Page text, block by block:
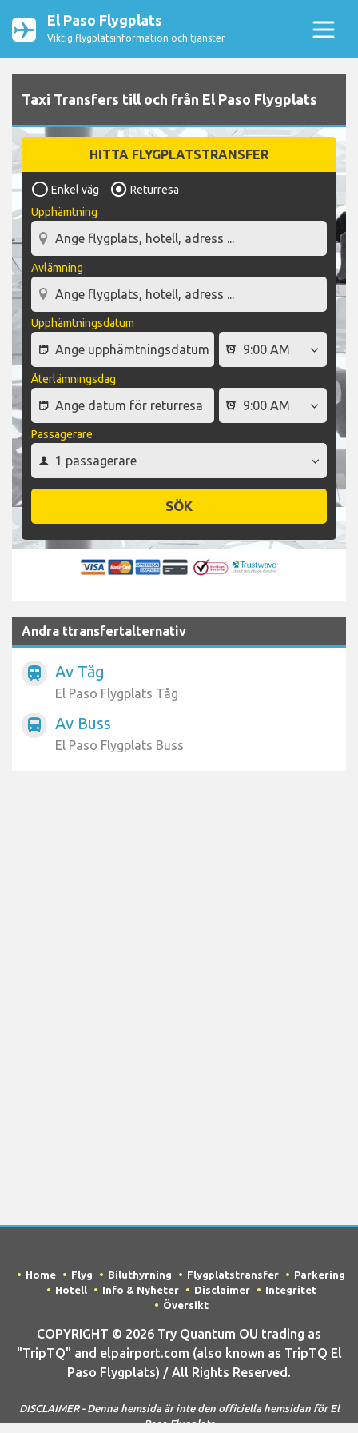
El Paso Flygplats
Viktig flygplatsinformation och tjänster
Taxi Transfers till och från El Paso Flygplats
HITTA FLYGPLATSTRANSFER
Enkel väg
Returresa
Upphämtning
Avlämning
Upphämtningsdatum
Återlämningsdag
Passagerare
SÖK
Andra ttransfertalternativ
train Av Tåg
El Paso Flygplats Tåg
directions_bus Av Buss
El Paso Flygplats Buss
Home Flyg Biluthyrning Flygplatstransfer
Parkering
Hotell
Info & Nyheter Disclaimer
Integritet
Översikt
COPYRIGHT © 2026 Try Quantum OU trading as
"TripTQ" and elpairport.com (also known as TripTQ El
Paso Flygplats) / All Rights Reserved.
DISCLAIMER - Denna hemsida är inte den officiella hemsidan för El
Paso Flygplats